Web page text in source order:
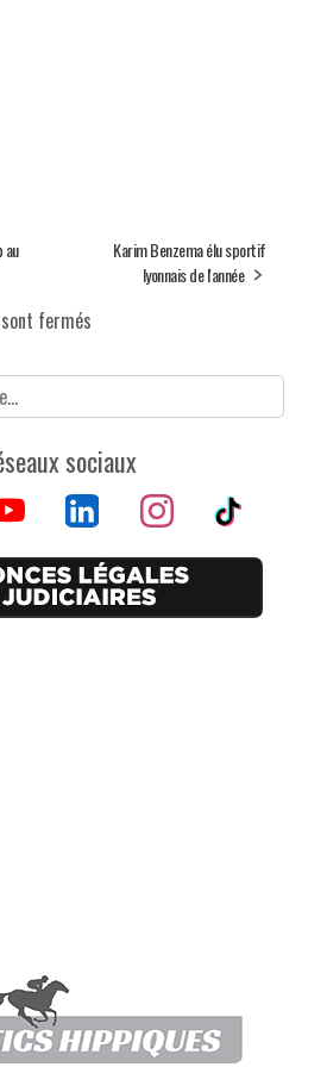
au
Karim Benzema élu sportif
lyonnais de l'année
fermés
sociaux